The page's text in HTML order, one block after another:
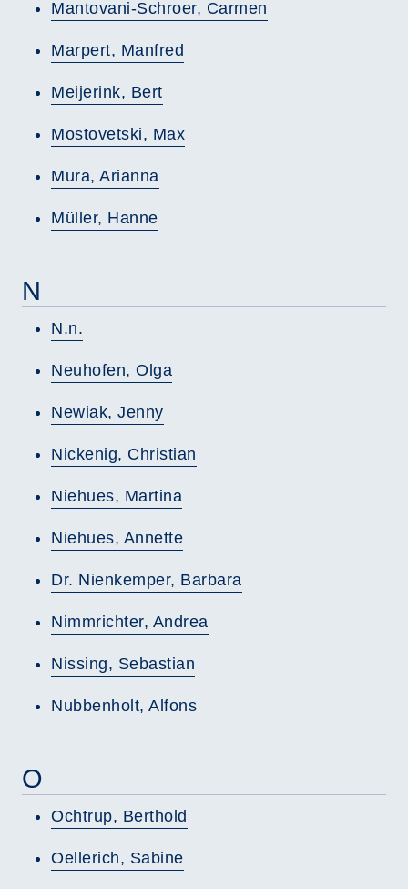
Mantovani-Schroer, Carmen
Marpert, Manfred
Meijerink, Bert
Mostovetski, Max
Mura, Arianna
Müller, Hanne
N
N.n.
Neuhofen, Olga
Newiak, Jenny
Nickenig, Christian
Niehues, Martina
Niehues, Annette
Dr. Nienkemper, Barbara
Nimmrichter, Andrea
Nissing, Sebastian
Nubbenholt, Alfons
O
Ochtrup, Berthold
Oellerich, Sabine